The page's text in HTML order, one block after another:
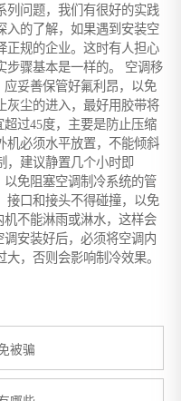
列问题，我们有很好的实践
入的了解，如果遇到安装空
正规的企业。这时有人担心
步骤基本是一样的。 空调移
妥善保管好氟利昂，以免
灰尘的进入，最好用胶带将
过45度，主要是防止压缩
机必须水平放置，不能倾斜
，建议静置几个小时即
免阻塞空调制冷系统的管
接口和接头不得碰撞，以免
不能淋雨或淋水，这样会
安装好后，必须将空调内
，否则会影响制冷效果。
被骗